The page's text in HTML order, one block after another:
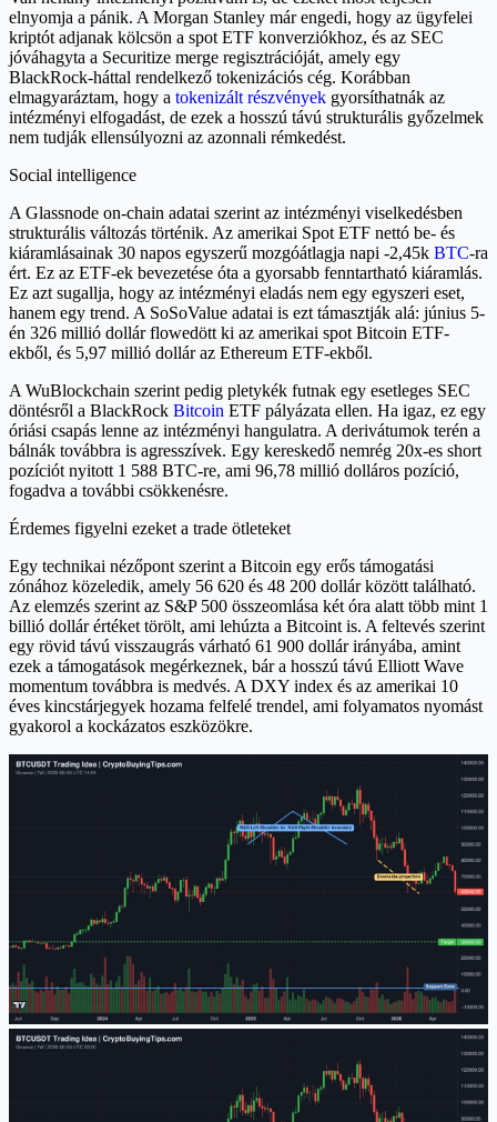
elnyomja a pánik. A Morgan Stanley már engedi, hogy az ügyfelei
kriptót adjanak kölcsön a spot ETF konverziókhoz, és az SEC
jóváhagyta a Securitize merge regisztrációját, amely egy
BlackRock-háttal rendelkező tokenizációs cég. Korábban
elmagyaráztam, hogy a tokenizált részvények gyorsíthatnák az
intézményi elfogadást, de ezek a hosszú távú strukturális győzelmek
nem tudják ellensúlyozni az azonnali rémkedést.
Social intelligence
A Glassnode on-chain adatai szerint az intézményi viselkedésben
strukturális változás történik. Az amerikai Spot ETF nettó be- és
kiáramlásainak 30 napos egyszerű mozgóátlagja napi -2,45k BTC-ra
ért. Ez az ETF-ek bevezetése óta a gyorsabb fenntartható kiáramlás.
Ez azt sugallja, hogy az intézményi eladás nem egy egyszeri eset,
hanem egy trend. A SoSoValue adatai is ezt támasztják alá: június 5-
én 326 millió dollár flowedött ki az amerikai spot Bitcoin ETF-
ekből, és 5,97 millió dollár az Ethereum ETF-ekből.
A WuBlockchain szerint pedig pletykék futnak egy esetleges SEC
döntésről a BlackRock Bitcoin ETF pályázata ellen. Ha igaz, ez egy
óriási csapás lenne az intézményi hangulatra. A derivátumok terén a
bálnák továbbra is agresszívek. Egy kereskedő nemrég 20x-es short
pozíciót nyitott 1 588 BTC-re, ami 96,78 millió dolláros pozíció,
fogadva a további csökkenésre.
Érdemes figyelni ezeket a trade ötleteket
Egy technikai nézőpont szerint a Bitcoin egy erős támogatási
zónához közeledik, amely 56 620 és 48 200 dollár között található.
Az elemzés szerint az S&P 500 összeomlása két óra alatt több mint 1
billió dollár értéket törölt, ami lehúzta a Bitcoint is. A feltevés szerint
egy rövid távú visszaugrás várható 61 900 dollár irányába, amint
ezek a támogatások megérkeznek, bár a hosszú távú Elliott Wave
momentum továbbra is medvés. A DXY index és az amerikai 10
éves kincstárjegyek hozama felfelé trendel, ami folyamatos nyomást
gyakorol a kockázatos eszközökre.